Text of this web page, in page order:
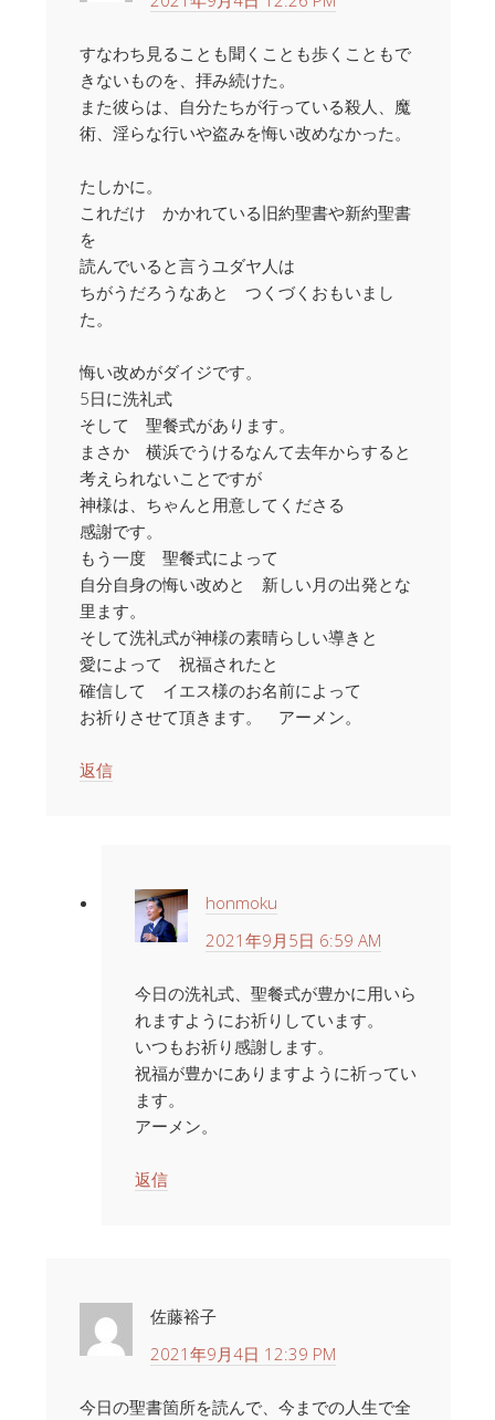
すなわち見ることも聞くことも歩くこともで
きないものを、拝み続けた。
また彼らは、自分たちが行っている殺人、魔
術、淫らな行いや盗みを悔い改めなかった。
たしかに。
これだけ かかれている旧約聖書や新約聖書
を
読んでいると言うユダヤ人は
ちがうだろうなあと つくづくおもいまし
た。
悔い改めがダイジです。
5日に洗礼式
そして 聖餐式があります。
まさか 横浜でうけるなんて去年からすると
考えられないことですが
神様は、ちゃんと用意してくださる
感謝です。
もう一度 聖餐式によって
自分自身の悔い改めと 新しい月の出発とな
里ます。
そして洗礼式が神様の素晴らしい導きと
愛によって 祝福されたと
確信して イエス様のお名前によって
お祈りさせて頂きます。 アーメン。
返信
honmoku
2021年9月5日 6:59 AM
今日の洗礼式、聖餐式が豊かに用いら
れますようにお祈りしています。
いつもお祈り感謝します。
祝福が豊かにありますように祈ってい
ます。
アーメン。
返信
佐藤裕子
2021年9月4日 12:39 PM
今日の聖書箇所を読んで、今までの人生で全